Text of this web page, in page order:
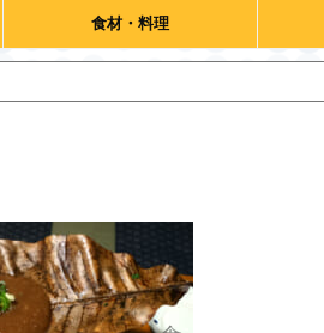
食材・料理